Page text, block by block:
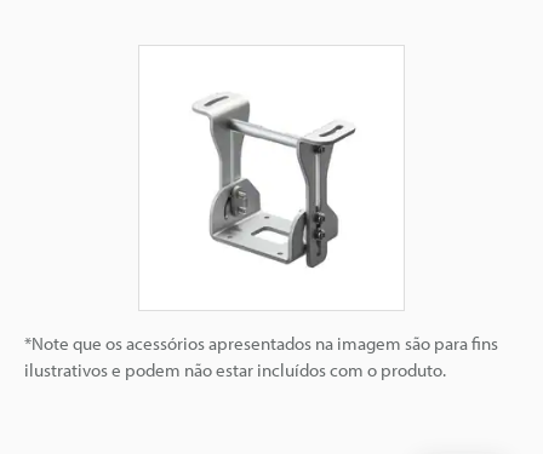
*Note que os acessórios apresentados na imagem são para fins
ilustrativos e podem não estar incluídos com o produto.